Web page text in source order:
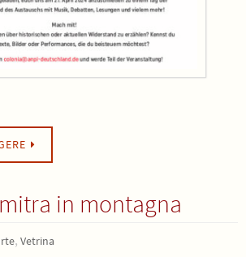
in montagna
, Vetrina